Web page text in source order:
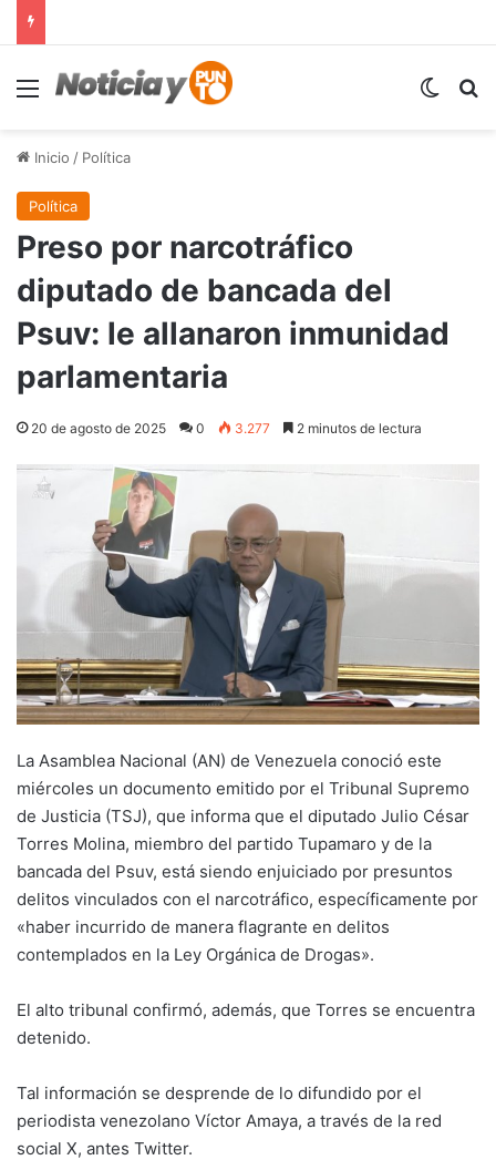
Menú
Inicio / Política
Política
Preso por narcotráfico
diputado de bancada del
Psuv: le allanaron inmunidad
parlamentaria
20 de agosto de 2025 0 3.277 2 minutos de lectura
La Asamblea Nacional (AN) de Venezuela conoció este
miércoles un documento emitido por el Tribunal Supremo
de Justicia (TSJ), que informa que el diputado Julio César
Torres Molina, miembro del partido Tupamaro y de la
bancada del Psuv, está siendo enjuiciado por presuntos
delitos vinculados con el narcotráfico, específicamente por
«haber incurrido de manera flagrante en delitos
contemplados en la Ley Orgánica de Drogas».
El alto tribunal confirmó, además, que Torres se encuentra
detenido.
Tal información se desprende de lo difundido por el
periodista venezolano Víctor Amaya, a través de la red
social X, antes Twitter.